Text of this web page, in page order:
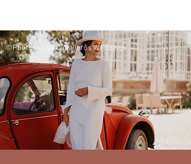
©Photos - Los Caballeros Weddings